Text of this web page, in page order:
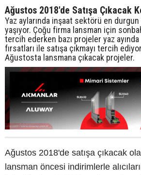
Ağustos 2018'de Satışa Çıkacak
Yaz aylarında inşaat sektörü en durgun
yaşıyor. Çoğu firma lansman için
tercih ederken bazı projeler yaz
fırsatları ile satışa çıkmayı tercih
Ağustosta lansmana çıkacak projeler.
Ağustos 2018'de satışa çıkacak
lansman öncesi indirimlerle